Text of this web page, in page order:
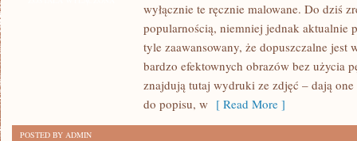
INTERNET?
wyłącznie te ręcznie malowane. Do dziś
popularnością, niemniej jednak aktualnie
tyle zaawansowany, że dopuszczalne
bardzo efektownych obrazów bez użycia
znajdują tutaj wydruki ze zdjęć – dają
do popisu, w [ Read More ]
POSTED BY ADMIN